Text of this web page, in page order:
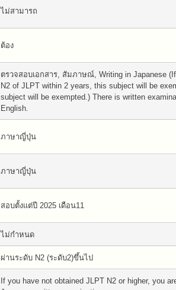
ไม่สามารถ
ต้อง
ตรวจสอบเอกสาร, สัมภาษณ์, Writing in Japanese
N2 of JLPT within 2 years, this subject will be
subject will be exempted.) There is written
English.
ภาษาญี่ปุ่น
ภาษาญี่ปุ่น
สอบตั้งแต่ปี 2025 เดือน11
ไม่กำหนด
ผ่านระดับ N2 (ระดับ2)ขึ้นไป
If you have not obtained JLPT N2 or higher, you